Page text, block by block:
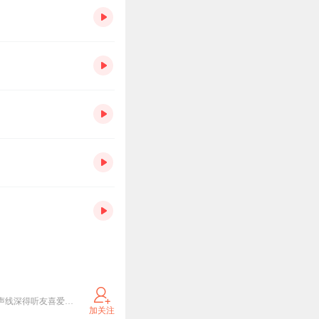
涛哥，也叫谢涛，喜马拉雅平台第一历史主播，其播讲的历史系列节目，以其风趣的个性和优美浑厚的声线深得听友喜爱，老少咸宜，在网络音频平台具有相当影响力，其中的《春秋》、《楚汉争霸》《两汉》《三国》《华夏通史》《从三国到明清》《两晋南北朝》《隋唐》《大秦帝国》等等历史专辑，总播放量超过20亿！ 涛哥作为一名历史狂热爱好者，熟读各种历史典籍，在播讲过程中，融会贯通各种历史资料，博古通今，幽默风趣，让枯燥的历史事件变为一个一个有趣的故事，让一个一个历史人物鲜活呈现在你的面前。
加关注